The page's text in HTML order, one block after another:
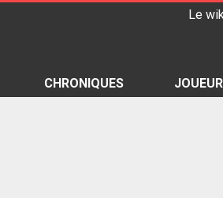
Le
CHRONIQUES